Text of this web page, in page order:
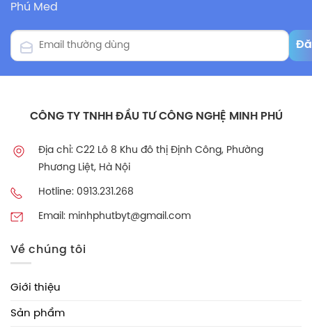
Phú Med
CÔNG TY TNHH ĐẦU TƯ CÔNG NGHỆ MINH PHÚ
Địa chỉ: C22 Lô 8 Khu đô thị Định Công, Phường
Phương Liệt, Hà Nội
Hotline: 0913.231.268
Email: minhphutbyt@gmail.com
Về chúng tôi
Giới thiệu
Sản phẩm